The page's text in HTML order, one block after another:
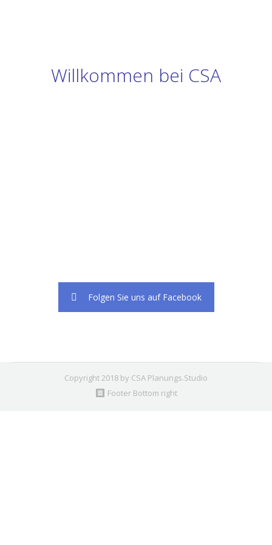
Willkommen bei CSA
Folgen Sie uns auf Facebook
Copyright 2018 by CSA Planungs.Studio
Footer Bottom right